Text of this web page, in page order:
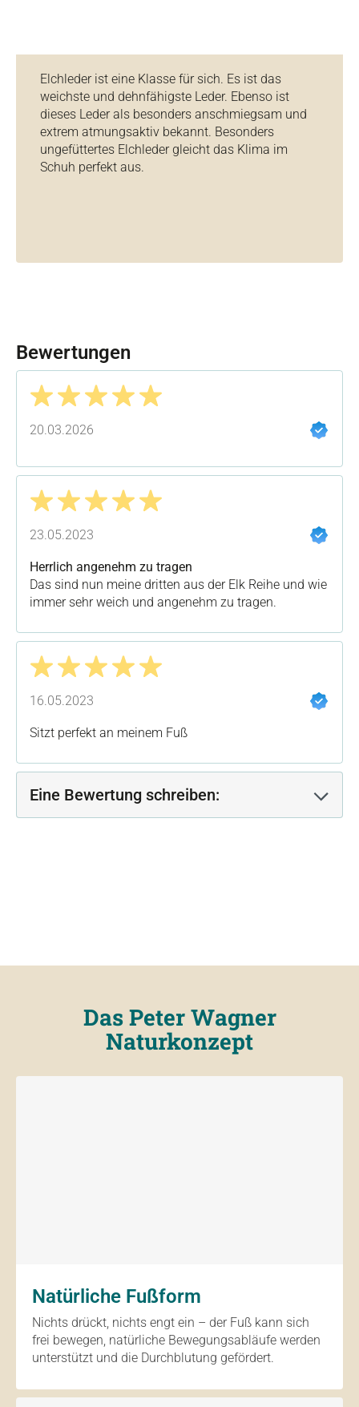
Elchleder ist eine Klasse für sich. Es ist das
weichste und dehnfähigste Leder. Ebenso ist
dieses Leder als besonders anschmiegsam und
extrem atmungsaktiv bekannt. Besonders
ungefüttertes Elchleder gleicht das Klima im
Schuh perfekt aus.
Bewertungen
20.03.2026
23.05.2023
Herrlich angenehm zu tragen
Das sind nun meine dritten aus der Elk Reihe und wie
immer sehr weich und angenehm zu tragen.
16.05.2023
Sitzt perfekt an meinem Fuß
Eine Bewertung schreiben:
Das Peter Wagner
Naturkonzept
Natürliche Fußform
Nichts drückt, nichts engt ein – der Fuß kann sich
frei bewegen, natürliche Bewegungsabläufe werden
unterstützt und die Durchblutung gefördert.